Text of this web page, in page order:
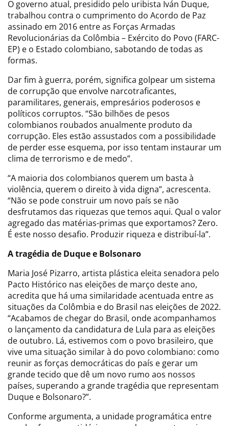
O governo atual, presidido pelo uribista Iván Duque,
trabalhou contra o cumprimento do Acordo de Paz
assinado em 2016 entre as Forças Armadas
Revolucionárias da Colômbia – Exército do Povo (FARC-
EP) e o Estado colombiano, sabotando de todas as
formas.
Dar fim à guerra, porém, significa golpear um sistema
de corrupção que envolve narcotraficantes,
paramilitares, generais, empresários poderosos e
políticos corruptos. “São bilhões de pesos
colombianos roubados anualmente produto da
corrupção. Eles estão assustados com a possibilidade
de perder esse esquema, por isso tentam instaurar um
clima de terrorismo e de medo”.
“A maioria dos colombianos querem um basta à
violência, querem o direito à vida digna”, acrescenta.
“Não se pode construir um novo país se não
desfrutamos das riquezas que temos aqui. Qual o valor
agregado das matérias-primas que exportamos? Zero.
É este nosso desafio. Produzir riqueza e distribuí-la”.
A tragédia de Duque e Bolsonaro
Maria José Pizarro, artista plástica eleita senadora pelo
Pacto Histórico nas eleições de março deste ano,
acredita que há uma similaridade acentuada entre as
situações da Colômbia e do Brasil nas eleições de 2022.
“Acabamos de chegar do Brasil, onde acompanhamos
o lançamento da candidatura de Lula para as eleições
de outubro. Lá, estivemos com o povo brasileiro, que
vive uma situação similar à do povo colombiano: como
reunir as forças democráticas do país e gerar um
grande tecido que dê um novo rumo aos nossos
países, superando a grande tragédia que representam
Duque e Bolsonaro?”.
Conforme argumenta, a unidade programática entre